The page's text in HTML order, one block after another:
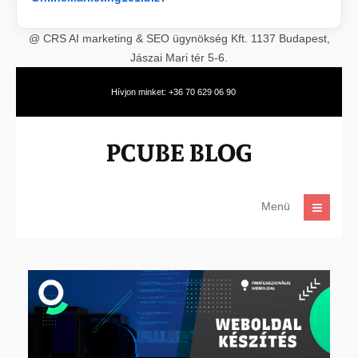
@ CRS AI marketing & SEO ügynökség Kft. 1137 Budapest,
Jászai Mari tér 5-6.
Hívjon minket: +36 70 629 06 90
Menü